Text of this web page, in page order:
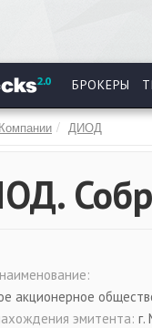
БРОКЕРЫ
Компании ДИОД
акционерное
эмитента: г.